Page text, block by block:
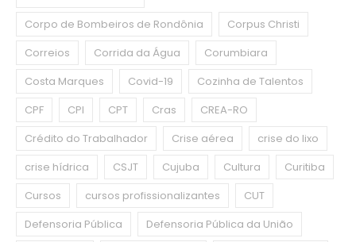
Corpo de Bombeiros de Rondônia
Corpus Christi
Correios
Corrida da Água
Corumbiara
Costa Marques
Covid-19
Cozinha de Talentos
CPF
CPI CPT Cras
CREA-RO
Crédito do Trabalhador
Crise aérea
crise do lixo
crise hídrica
CSJT Cujuba Cultura
Curitiba
Cursos
cursos profissionalizantes
CUT
Defensoria Pública
Defensoria Pública da União